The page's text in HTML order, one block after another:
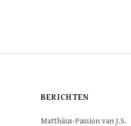
BERICHTEN
Matthäus-Passion van J.S.